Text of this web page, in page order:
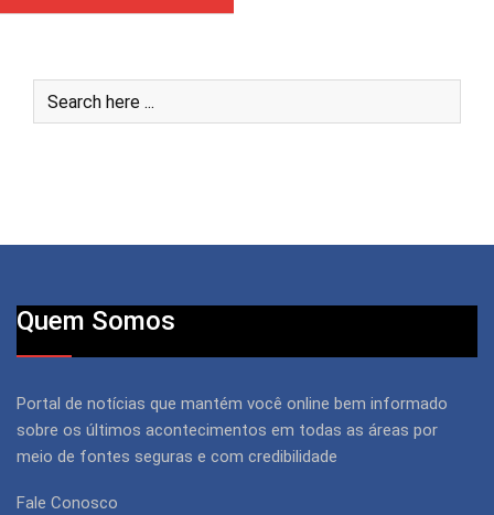
Quem Somos
Portal de notícias que mantém você online bem informado
sobre os últimos acontecimentos em todas as áreas por
meio de fontes seguras e com credibilidade
Fale Conosco